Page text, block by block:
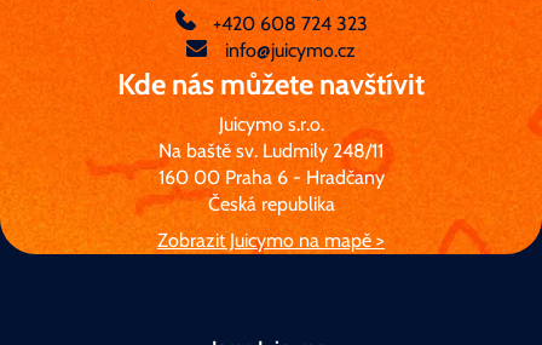
+420 608 724 323
info@juicymo.cz
Kde nás můžete navštívit
Juicymo s.r.o.
Na baště sv. Ludmily 248/11
160 00 Praha 6 - Hradčany
Česká republika
Zobrazit Juicymo na mapě >